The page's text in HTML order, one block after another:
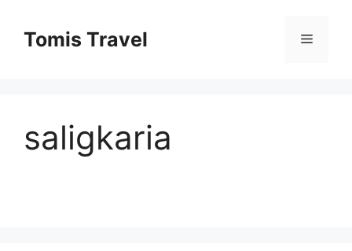
conținutTomis Travel Meniu
saligkaria